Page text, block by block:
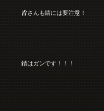
皆さんも錆には要注意！
錆はガンです！！！